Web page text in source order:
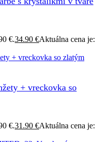
€.34.90 €Aktuálna cena je:
+ vreckovka so
€.31.90 €Aktuálna cena je: